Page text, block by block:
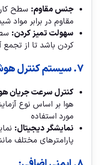
جنس مقاوم: سطح
مقاوم در برابر مواد
سهولت تمیز کردن:
کردن باشد تا از تجمع
۷. سیستم کنترل هوشمند:
کنترل سرعت جریان
هوا بر اساس نوع
مورد استفاده
نمایشگر دیجیتال:
پارامترهای مختلف